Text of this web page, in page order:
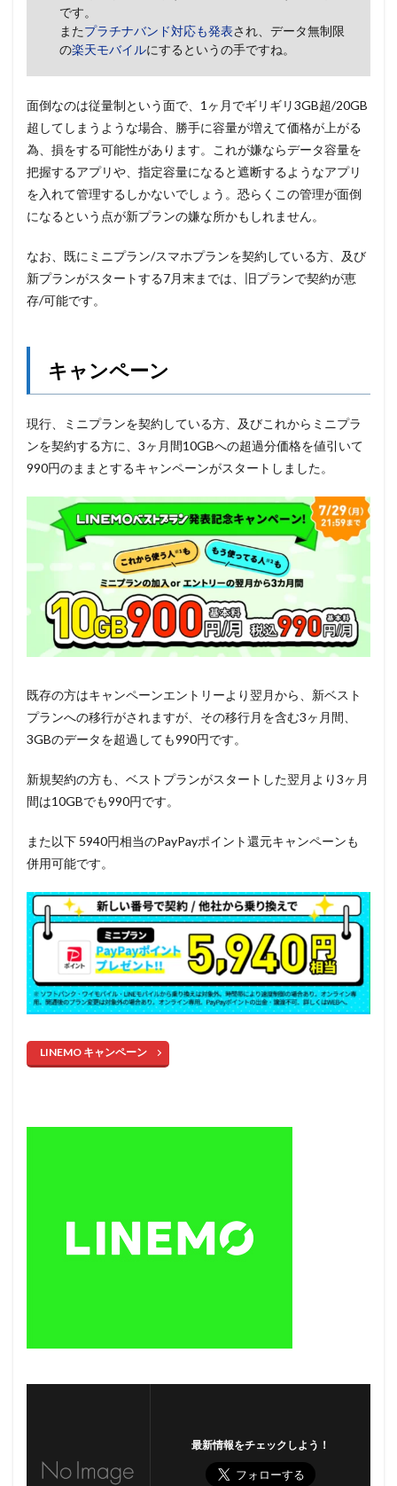
です。
またプラチナバンド対応も発表され、データ無制限
の楽天モバイルにするというの手ですね。
面倒なのは従量制という面で、1ヶ月でギリギリ3GB超/20GB
超してしまうような場合、勝手に容量が増えて価格が上がる
為、損をする可能性があります。これが嫌ならデータ容量を
把握するアプリや、指定容量になると遮断するようなアプリ
を入れて管理するしかないでしょう。恐らくこの管理が面倒
になるという点が新プランの嫌な所かもしれません。
なお、既にミニプラン/スマホプランを契約している方、及び
新プランがスタートする7月末までは、旧プランで契約が恵
存/可能です。
キャンペーン
現行、ミニプランを契約している方、及びこれからミニプラ
ンを契約する方に、3ヶ月間10GBへの超過分価格を値引いて
990円のままとするキャンペーンがスタートしました。
既存の方はキャンペーンエントリーより翌月から、新ベスト
プランへの移行がされますが、その移行月を含む3ヶ月間、
3GBのデータを超過しても990円です。
新規契約の方も、ベストプランがスタートした翌月より3ヶ月
間は10GBでも990円です。
また以下 5940円相当のPayPayポイント還元キャンペーンも
併用可能です。
LINEMO キャンペーン
最新情報をチェックしよう！